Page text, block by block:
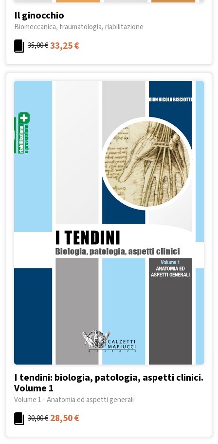
Il ginocchio
Biomeccanica, traumatologia, riabilitazione
35,00€33,25€
I tendini: biologia, patologia, aspetti clinici.
Volume 1
Volume 1 - Anatomia ed aspetti generali
30,00€ 28,50€